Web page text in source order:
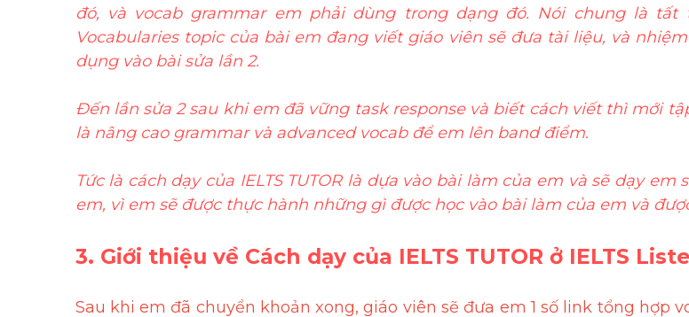
đó, và vocab grammar em phải dùng trong dạng đó. Nói chung là
Vocabularies topic của bài em đang viết giáo viên sẽ đưa tài liệu, và
dụng vào bài sửa lần 2.
Đến lần sửa 2 sau khi em đã vững task response và biết cách viết thì mới
là nâng cao grammar và advanced vocab để em lên band điểm.
Tức là cách dạy của IELTS TUTOR là dựa vào bài làm của em và sẽ dạy
em, vì em sẽ được thực hành những gì được học vào bài làm của em và
3. Giới thiệu về Cách dạy của IELTS TUTOR ở IELTS
Sau khi em đã chuyển khoản xong, giáo viên sẽ đưa em 1 số link tổng hợp